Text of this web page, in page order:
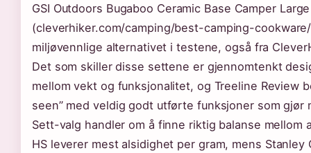
GSI Outdoors Bugaboo Ceramic Base Camper
(cleverhiker.com/camping/best-camping-
miljøvennlige alternativet i testene, også fra
Det som skiller disse settene er gjennomtenkt
mellom vekt og funksjonalitet, og Treeline Review
seen” med veldig godt utførte funksjoner som gjør
Sett-valg handler om å finne riktig balanse mellom
HS leverer mest alsidighet per gram, mens Stanley